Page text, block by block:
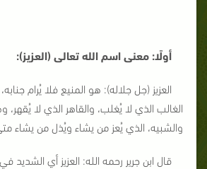
أولًا: معنى اسم الله تعالى (العزيز):
العزيز (جل جلاله): هو المنيع فلا يُرام
الغالب الذي لا يُغلب، والقاهر الذي لا يُقهر،
والشبيه، الذي يُعز من يشاء ويُذل من يشاء
قال ابن جرير رحمه الله: العزيز أي الشديد